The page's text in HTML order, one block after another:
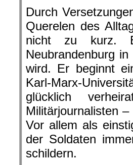
Durch
Querelen des
nicht zu kurz.
Neubrandenburg
wird. Er beginnt
Karl-Marx-
glücklich
Militärjournalisten
Vor allem als
der Soldaten
schildern.